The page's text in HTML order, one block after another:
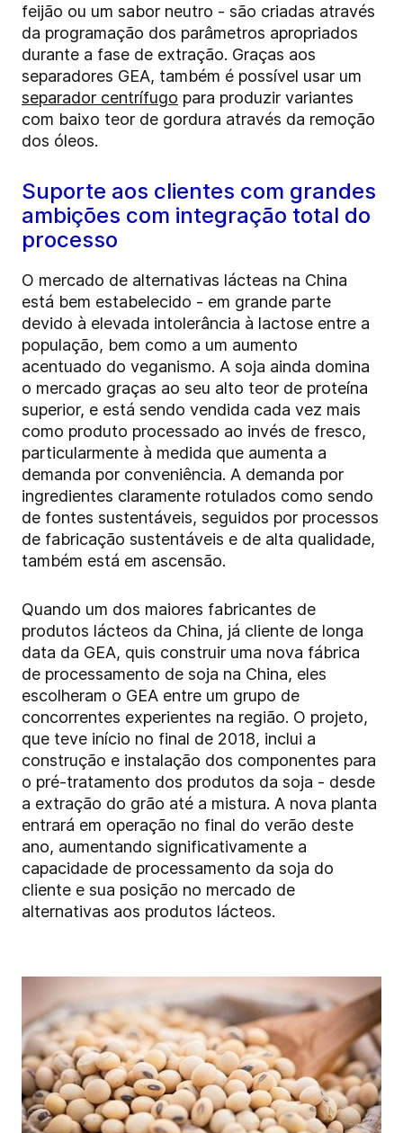
feijão ou um sabor neutro - são criadas através
da programação dos parâmetros apropriados
durante a fase de extração. Graças aos
separadores GEA, também é possível usar um
separador centrífugo para produzir variantes
com baixo teor de gordura através da remoção
dos óleos.
Suporte aos clientes com grandes
ambições com integração total do
processo
O mercado de alternativas lácteas na China
está bem estabelecido - em grande parte
devido à elevada intolerância à lactose entre a
população, bem como a um aumento
acentuado do veganismo. A soja ainda domina
o mercado graças ao seu alto teor de proteína
superior, e está sendo vendida cada vez mais
como produto processado ao invés de fresco,
particularmente à medida que aumenta a
demanda por conveniência. A demanda por
ingredientes claramente rotulados como sendo
de fontes sustentáveis, seguidos por processos
de fabricação sustentáveis e de alta qualidade,
também está em ascensão.
Quando um dos maiores fabricantes de
produtos lácteos da China, já cliente de longa
data da GEA, quis construir uma nova fábrica
de processamento de soja na China, eles
escolheram o GEA entre um grupo de
concorrentes experientes na região. O projeto,
que teve início no final de 2018, inclui a
construção e instalação dos componentes para
o pré-tratamento dos produtos da soja - desde
a extração do grão até a mistura. A nova planta
entrará em operação no final do verão deste
ano, aumentando significativamente a
capacidade de processamento da soja do
cliente e sua posição no mercado de
alternativas aos produtos lácteos.